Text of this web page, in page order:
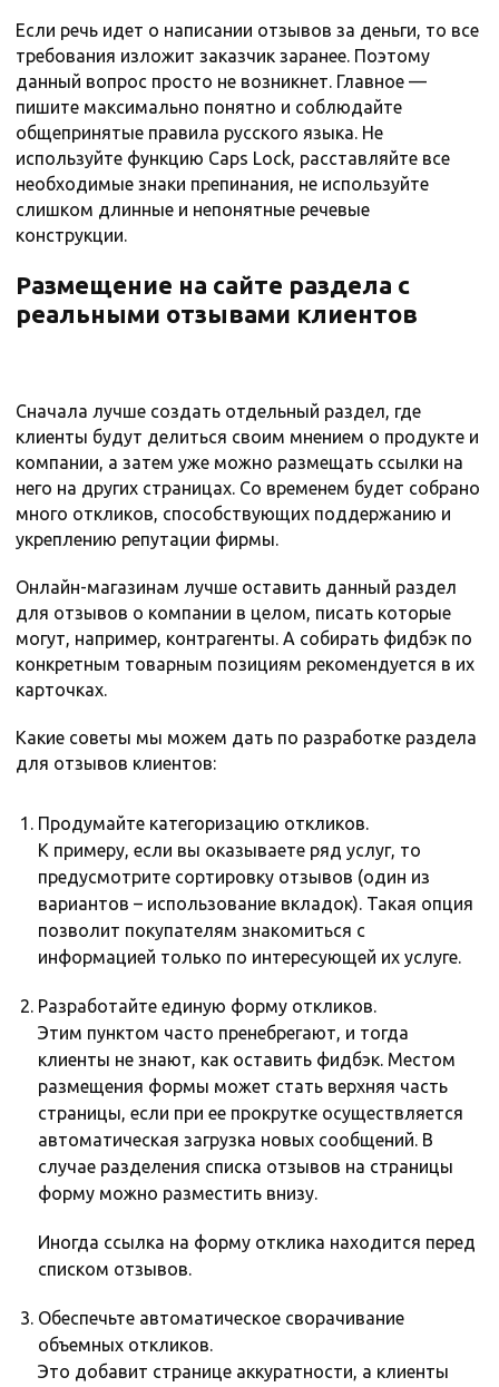
Если речь идет о написании отзывов за деньги, то все
требования изложит заказчик заранее. Поэтому
данный вопрос просто не возникнет. Главное —
пишите максимально понятно и соблюдайте
общепринятые правила русского языка. Не
используйте функцию Caps Lock, расставляйте все
необходимые знаки препинания, не используйте
слишком длинные и непонятные речевые
конструкции.
Размещение на сайте раздела с
реальными отзывами клиентов
Сначала лучше создать отдельный раздел, где
клиенты будут делиться своим мнением о продукте и
компании, а затем уже можно размещать ссылки на
него на других страницах. Со временем будет собрано
много откликов, способствующих поддержанию и
укреплению репутации фирмы.
Онлайн-магазинам лучше оставить данный раздел
для отзывов о компании в целом, писать которые
могут, например, контрагенты. А собирать фидбэк по
конкретным товарным позициям рекомендуется в их
карточках.
Какие советы мы можем дать по разработке раздела
для отзывов клиентов:
Продумайте категоризацию откликов.
К примеру, если вы оказываете ряд услуг, то
предусмотрите сортировку отзывов (один из
вариантов – использование вкладок). Такая опция
позволит покупателям знакомиться с
информацией только по интересующей их услуге.
Разработайте единую форму откликов.
Этим пунктом часто пренебрегают, и тогда
клиенты не знают, как оставить фидбэк. Местом
размещения формы может стать верхняя часть
страницы, если при ее прокрутке осуществляется
автоматическая загрузка новых сообщений. В
случае разделения списка отзывов на страницы
форму можно разместить внизу.
Иногда ссылка на форму отклика находится перед
списком отзывов.
Обеспечьте автоматическое сворачивание
объемных откликов.
Это добавит странице аккуратности, а клиенты